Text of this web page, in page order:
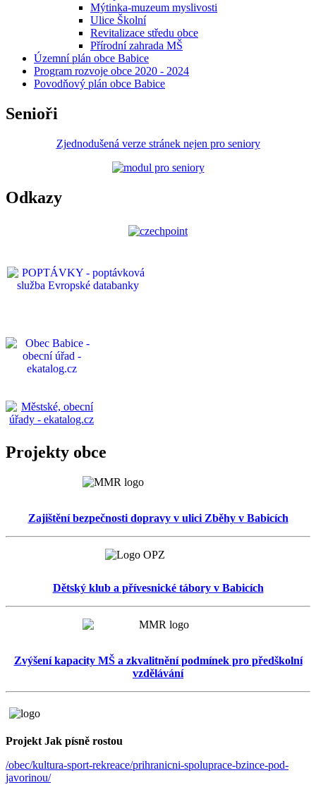
Mýtinka-muzeum myslivosti
Ulice Školní
Revitalizace středu obce
Přírodní zahrada MŠ
Územní plán obce Babice
Program rozvoje obce 2020 - 2024
Povodňový plán obce Babice
Senioři
Zjednodušená verze stránek nejen pro seniory
Odkazy
Projekty obce
Zajištění bezpečnosti dopravy v ulici Zběhy v Babicích
Dětský klub a přívesnické tábory v Babicích
Zvýšení kapacity MŠ a zkvalitnění podmínek pro předškolní
vzdělávání
Projekt Jak písně rostou
/obec/kultura-sport-rekreace/prihranicni-spoluprace-bzince-pod-
javorinou/